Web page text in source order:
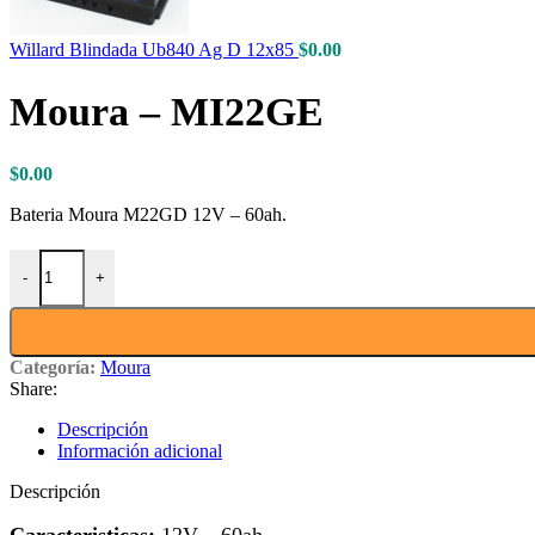
Willard Blindada Ub840 Ag D 12x85 $0.00
Moura – MI22GE
$0.00
Bateria Moura M22GD 12V – 60ah.
-
Moura - MI22GE cantidad
+
Categoría: Moura
Share:
Descripción
Información adicional
Descripción